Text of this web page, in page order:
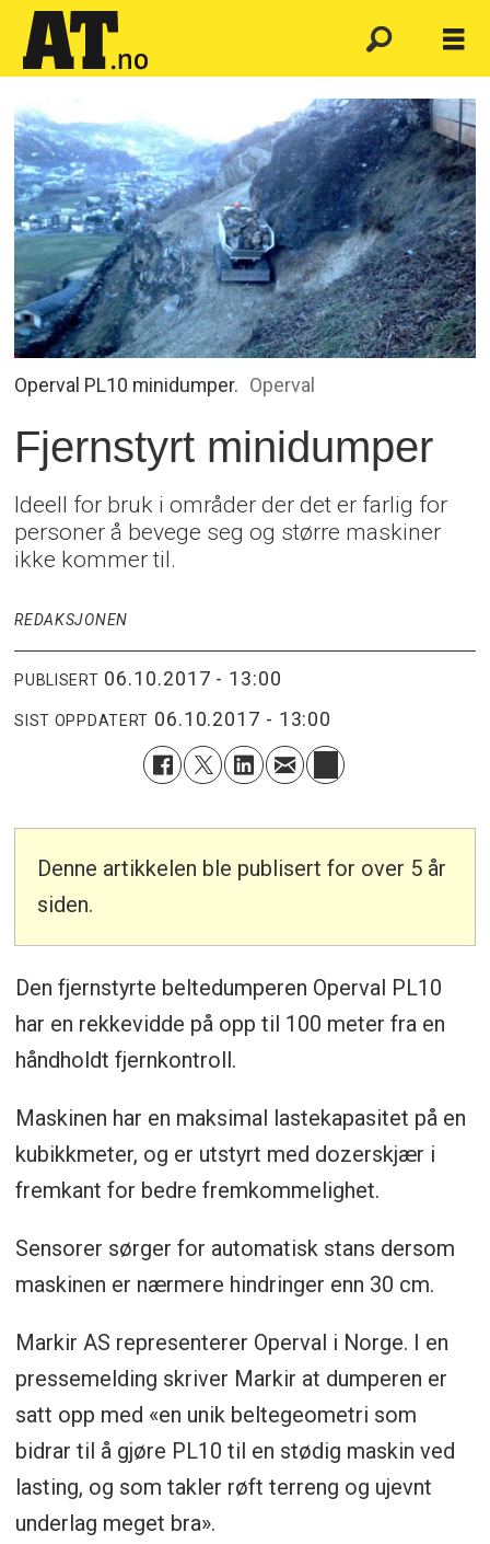
Operval PL10 minidumper. Operval
Fjernstyrt minidumper
Ideell for bruk i områder der det er farlig for
personer å bevege seg og større maskiner
ikke kommer til.
REDAKSJONEN
PUBLISERT 06.10.2017 - 13:00
SIST OPPDATERT 06.10.2017 - 13:00
Denne artikkelen ble publisert for over 5 år
siden.
Den fjernstyrte beltedumperen Operval PL10
har en rekkevidde på opp til 100 meter fra en
håndholdt fjernkontroll.
Maskinen har en maksimal lastekapasitet på en
kubikkmeter, og er utstyrt med dozerskjær i
fremkant for bedre fremkommelighet.
Sensorer sørger for automatisk stans dersom
maskinen er nærmere hindringer enn 30 cm.
Markir AS representerer Operval i Norge. I en
pressemelding skriver Markir at dumperen er
satt opp med «en unik beltegeometri som
bidrar til å gjøre PL10 til en stødig maskin ved
lasting, og som takler røft terreng og ujevnt
underlag meget bra».